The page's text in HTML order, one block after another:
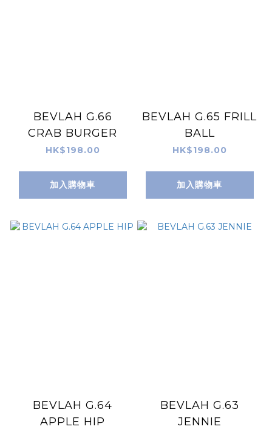
BEVLAH G.66
CRAB BURGER
HK$198.00
加入購物車
BEVLAH G.65 FRILL
BALL
HK$198.00
加入購物車
BEVLAH G.64
APPLE HIP
BEVLAH G.63
JENNIE